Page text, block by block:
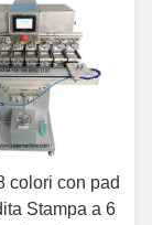
colori con pad
Stampa a 6